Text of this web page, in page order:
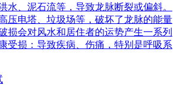
水、泥石流等，导致龙脉断裂或偏斜。
压电塔、垃圾场等，破坏了龙脉的能量
损会对风水和居住者的运势产生一系列
受损：导致疾病、伤痛，特别是呼吸系